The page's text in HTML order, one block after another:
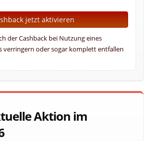
jetzt aktivieren
der Cashback bei Nutzung eines
verringern oder sogar komplett entfallen
Aktion im